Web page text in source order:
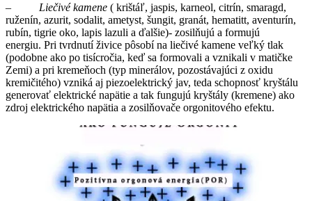
– Liečivé kamene ( krištáľ, jaspis, karneol, citrín, smaragd,
ruženín, azurit, sodalit, ametyst, šungit, granát, hematitt, aventurín,
rubín, tigrie oko, lapis lazuli a ďalšie)- zosilňujú a formujú
energiu. Pri tvrdnutí živice pôsobí na liečivé kamene veľký tlak
(podobne ako po tisícročia, keď sa formovali a vznikali v matičke
Zemi) a pri kremeňoch (typ minerálov, pozostávajúci z oxidu
kremičitého) vzniká aj piezoelektrický jav, teda schopnosť kryštálu
generovať elektrické napätie a tak fungujú kryštály (kremene) ako
zdroj elektrického napätia a zosilňovače orgonitového efektu.